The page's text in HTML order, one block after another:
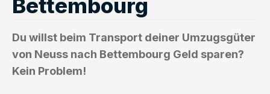
Bettembourg
Du willst beim Transport deiner Umzugsgüter
von Neuss nach Bettembourg Geld sparen?
Kein Problem!